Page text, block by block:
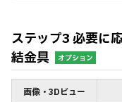
ステップ3 必要に
結金具
オプション
画像・3Dビュー